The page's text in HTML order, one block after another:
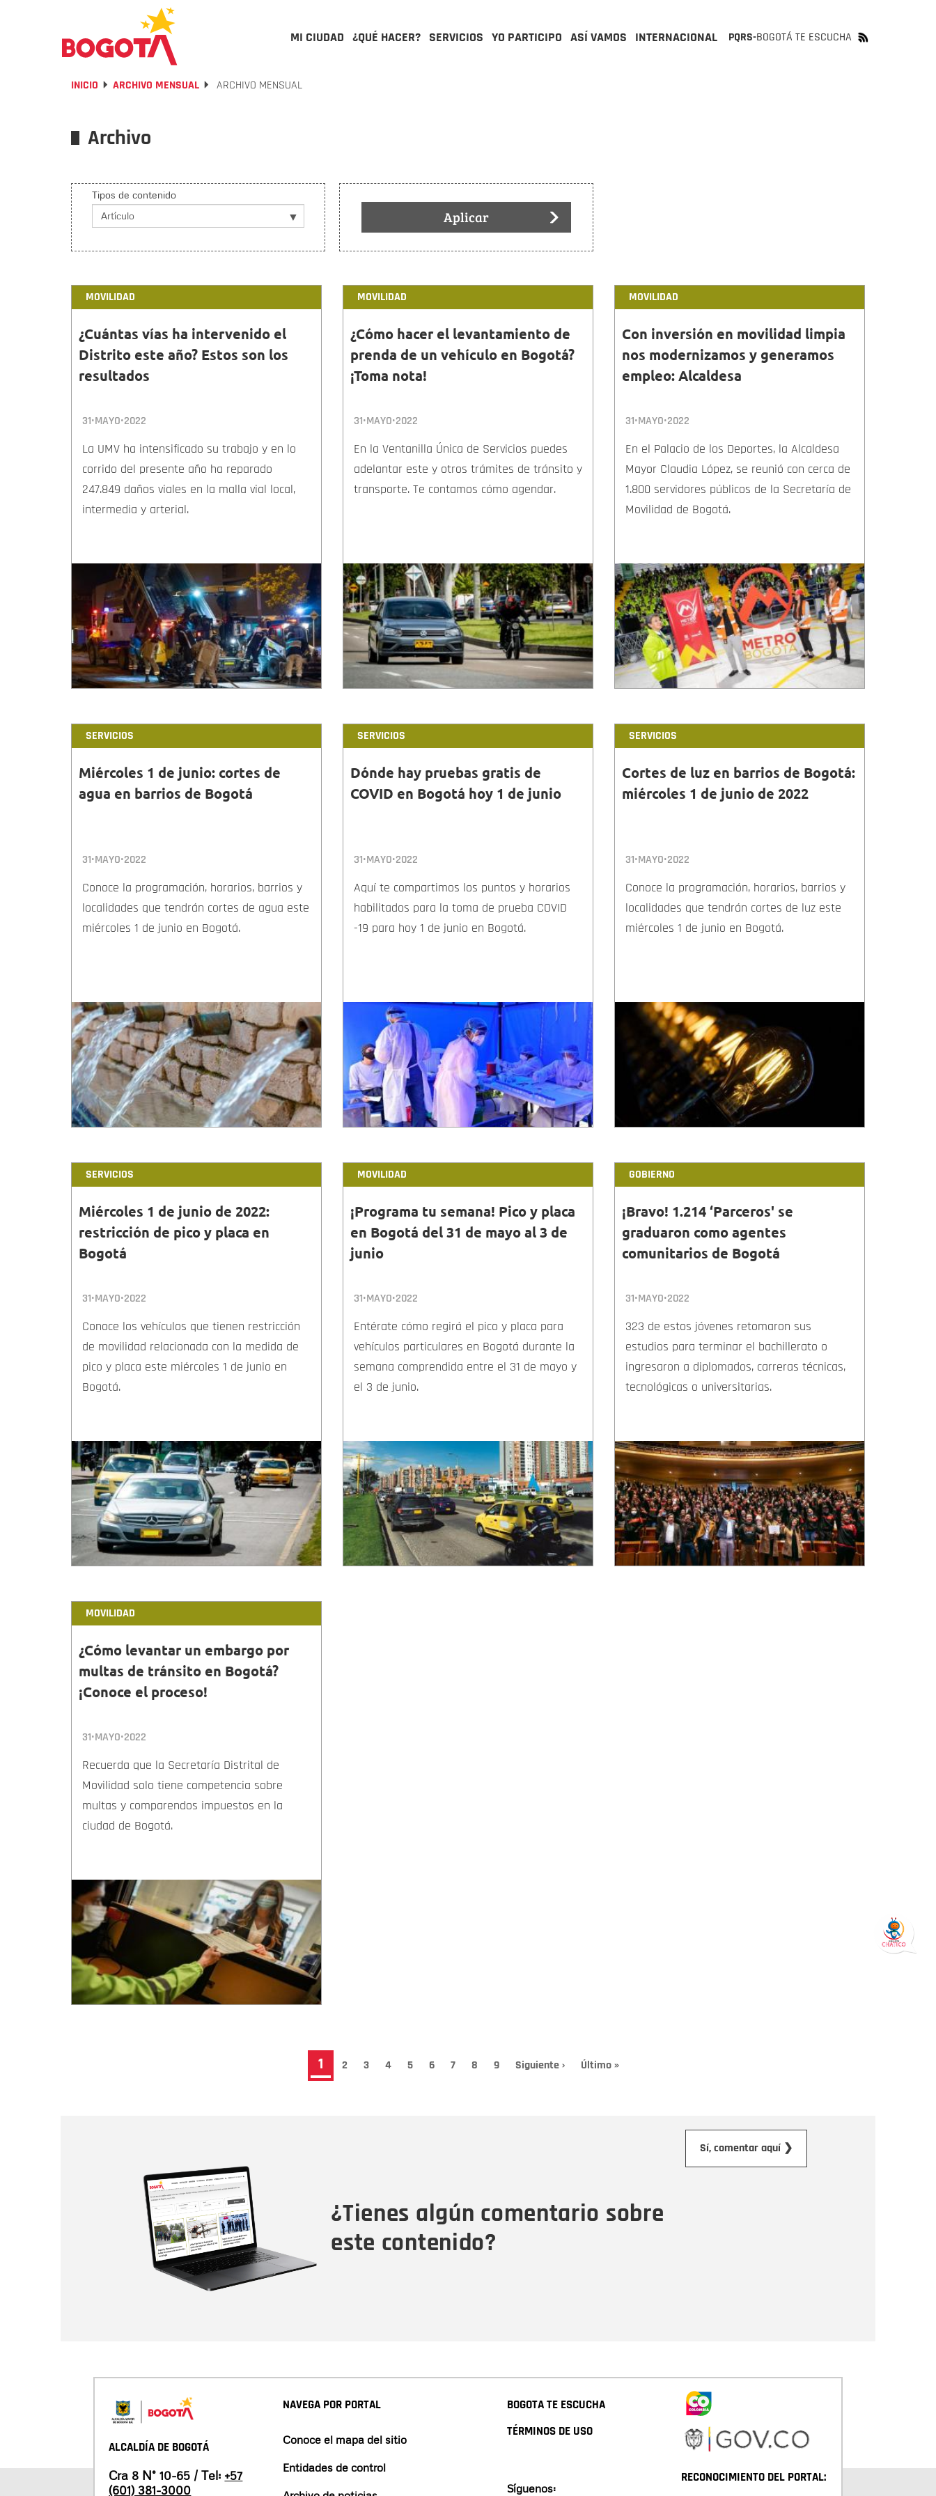
MI CIUDAD ¿QUÉ HACER? SERVICIOS YO PARTICIPO ASÍ VAMOS INTERNACIONAL PQRS-BOGOTÁ TE ESCUCHA
INICIO ARCHIVO MENSUAL ARCHIVO MENSUAL
Archivo
Tipos de contenido
Aplicar
MOVILIDAD
¿Cuántas vías ha intervenido el
Distrito este año? Estos son los
resultados
31•MAYO•2022
La UMV ha intensificado su trabajo y en lo
corrido del presente año ha reparado
247.849 daños viales en la malla vial local,
intermedia y arterial.
MOVILIDAD
¿Cómo hacer el levantamiento de
prenda de un vehículo en Bogotá?
¡Toma nota!
31•MAYO•2022
En la Ventanilla Única de Servicios puedes
adelantar este y otros trámites de tránsito y
transporte. Te contamos cómo agendar.
MOVILIDAD
Con inversión en movilidad limpia
nos modernizamos y generamos
empleo: Alcaldesa
31•MAYO•2022
En el Palacio de los Deportes, la Alcaldesa
Mayor Claudia López, se reunió con cerca de
1.800 servidores públicos de la Secretaría de
Movilidad de Bogotá.
SERVICIOS
Miércoles 1 de junio: cortes de
agua en barrios de Bogotá
31•MAYO•2022
Conoce la programación, horarios, barrios y
localidades que tendrán cortes de agua este
miércoles 1 de junio en Bogotá.
SERVICIOS
Dónde hay pruebas gratis de
COVID en Bogotá hoy 1 de junio
31•MAYO•2022
Aquí te compartimos los puntos y horarios
habilitados para la toma de prueba COVID
-19 para hoy 1 de junio en Bogotá.
SERVICIOS
Cortes de luz en barrios de Bogotá:
miércoles 1 de junio de 2022
31•MAYO•2022
Conoce la programación, horarios, barrios y
localidades que tendrán cortes de luz este
miércoles 1 de junio en Bogotá.
SERVICIOS
Miércoles 1 de junio de 2022:
restricción de pico y placa en
Bogotá
31•MAYO•2022
Conoce los vehículos que tienen restricción
de movilidad relacionada con la medida de
pico y placa este miércoles 1 de junio en
Bogotá.
MOVILIDAD
¡Programa tu semana! Pico y placa
en Bogotá del 31 de mayo al 3 de
junio
31•MAYO•2022
Entérate cómo regirá el pico y placa para
vehículos particulares en Bogotá durante la
semana comprendida entre el 31 de mayo y
el 3 de junio.
GOBIERNO
¡Bravo! 1.214 ‘Parceros' se
graduaron como agentes
comunitarios de Bogotá
31•MAYO•2022
323 de estos jóvenes retomaron sus
estudios para terminar el bachillerato o
ingresaron a diplomados, carreras técnicas,
tecnológicas o universitarias.
MOVILIDAD
¿Cómo levantar un embargo por
multas de tránsito en Bogotá?
¡Conoce el proceso!
31•MAYO•2022
Recuerda que la Secretaría Distrital de
Movilidad solo tiene competencia sobre
multas y comparendos impuestos en la
ciudad de Bogotá.
Página
actual
1 Page
2 Page
3 Page
4 Page
5 Page
6 Page
7 Page
8 Page
9
Siguiente
Siguiente ›
Última
Último »
¿Tienes algún comentario sobre
este contenido?
Sí, comentar aquí ❯
ALCALDÍA DE BOGOTÁ
Cra 8 N° 10-65 / Tel: +57
(601) 381-3000
NAVEGA POR PORTAL
Conoce el mapa del sitio
Entidades de control
BOGOTA TE ESCUCHA
TÉRMINOS DE USO
Síguenos:
RECONOCIMIENTO DEL PORTAL: